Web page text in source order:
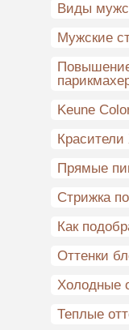
Виды
Мужские
Keune
Прямые
Стрижка
Как
Оттенки
Холодные
Теплые